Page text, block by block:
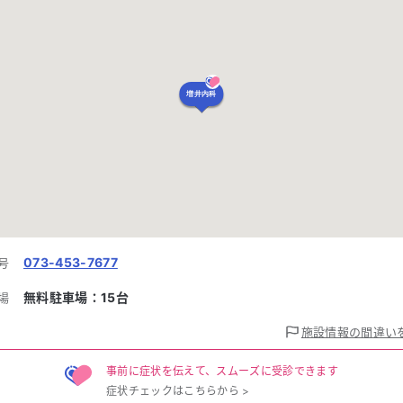
増井内科
073-453-7677
無料駐車場： 15台
施設情報の間違い
事前に症状を伝えて、スムーズに受診できます
症状チェックはこちらから >